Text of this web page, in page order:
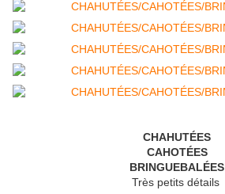
CHAHUTÉES
CAHOTÉES
BRINGUEBALÉES
Très petits détails